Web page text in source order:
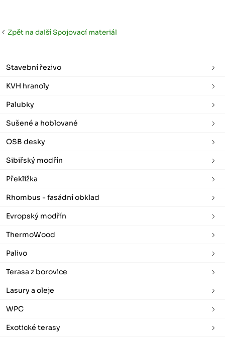
Zpět na další Spojovací materiál
Stavební řezivo
KVH hranoly
Palubky
Sušené a hoblované
OSB desky
Sibiřský modřín
Překližka
Rhombus - fasádní obklad
Evropský modřín
ThermoWood
Palivo
Terasa z borovice
Lasury a oleje
WPC
Exotické terasy